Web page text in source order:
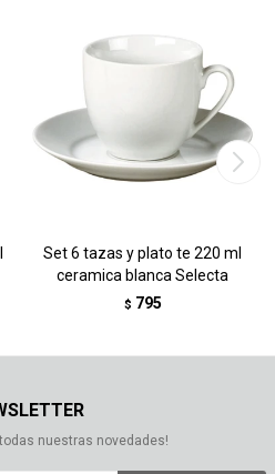
Set 6 tazas y plato te 220 ml
ceramica blanca Selecta
$ 795
nuestras novedades!